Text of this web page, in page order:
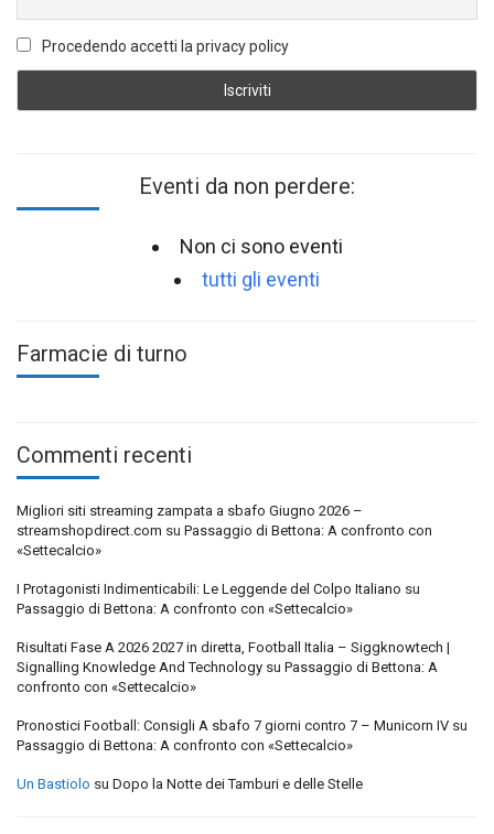
Procedendo accetti la privacy policy
Eventi da non perdere:
Non ci sono eventi
tutti gli eventi
Farmacie di turno
Commenti recenti
Migliori siti streaming zampata a sbafo Giugno 2026 –
streamshopdirect.com su Passaggio di Bettona: A confronto con
«Settecalcio»
I Protagonisti Indimenticabili: Le Leggende del Colpo Italiano su
Passaggio di Bettona: A confronto con «Settecalcio»
Risultati Fase A 2026 2027 in diretta, Football Italia – Siggknowtech |
Signalling Knowledge And Technology su Passaggio di Bettona: A
confronto con «Settecalcio»
Pronostici Football: Consigli A sbafo 7 giorni contro 7 – Municorn IV su
Passaggio di Bettona: A confronto con «Settecalcio»
Un Bastiolo su Dopo la Notte dei Tamburi e delle Stelle